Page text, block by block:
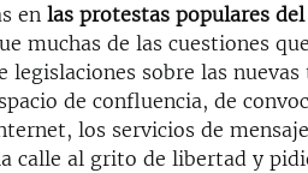
en las protestas populares del
muchas de las cuestiones
legislaciones sobre las
de confluencia, de
los servicios de
calle al grito de libertad y